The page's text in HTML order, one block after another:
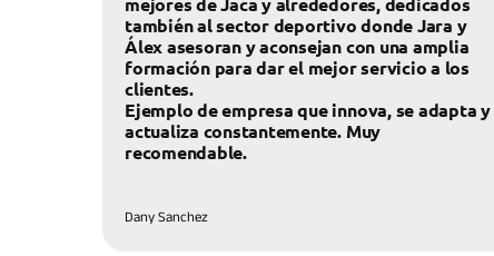
también al sector deportivo donde Jara y
Álex asesoran y aconsejan con una amplia
formación para dar el mejor servicio a los
clientes.
Ejemplo de empresa que innova, se adapta y
actualiza constantemente. Muy
recomendable.
Dany Sanchez